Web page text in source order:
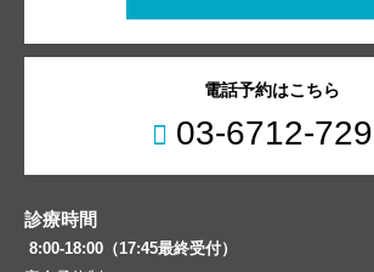
電話予約はこちら
03-6712-
診療時間
8:00-18:00（17:45最終受付）